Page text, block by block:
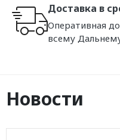
Доставка в
Оперативная
всему
Новости